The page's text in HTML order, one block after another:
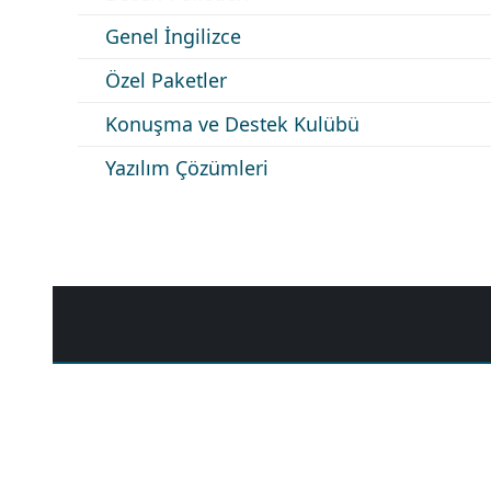
Genel İngilizce
Özel Paketler
Konuşma ve Destek Kulübü
Yazılım Çözümleri